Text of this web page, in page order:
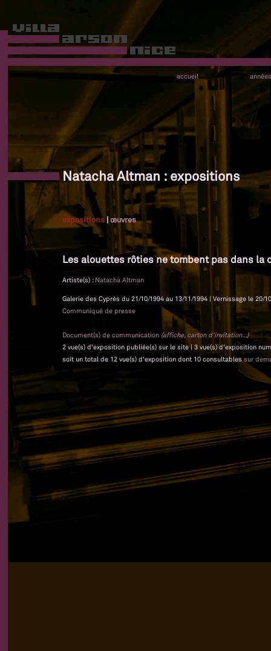
accueil années
Natacha Altman : expositions
expositions|œuvres
Les alouettes rôties ne tombent pas dans la
Artiste(s) : Natacha Altman
Galerie des Cyprès du 21/10/1994 au 13/11/1994 | Vernissage le 20/
Communiqué de presse
Document(s) de communication (affiche, carton d'invitation...)
2 vue(s) d'exposition publiée(s) sur le site | 3 vue(s) d'exposition
soit un total de 12 vue(s) d'exposition dont 10 consultablessur